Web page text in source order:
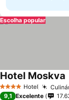
Escolha popular
4 EstrelasHotel
Hotel Moskva
9,1 Excelente